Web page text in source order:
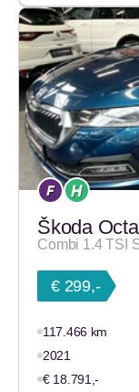
Škoda
Combi 1.4 TSI
€ 299,-
117.466 km
2021
€ 18.791,-